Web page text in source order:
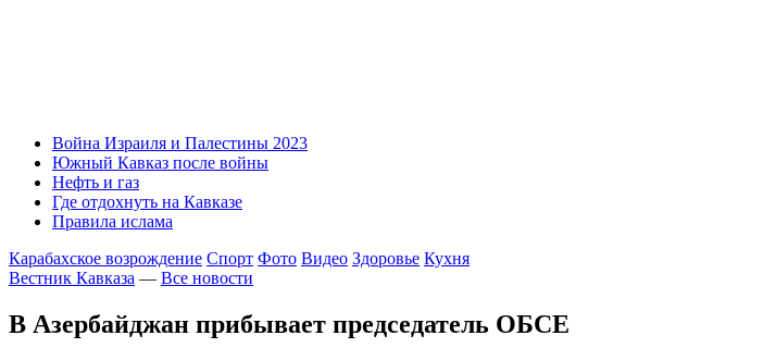
Война Израиля и Палестины 2023
Южный Кавказ после войны
Нефть и газ
Где отдохнуть на Кавказе
Правила ислама
Карабахское возрождение Спорт Фото Видео Здоровье Кухня
Вестник Кавказа — Все новости
В Азербайджан прибывает председатель ОБСЕ